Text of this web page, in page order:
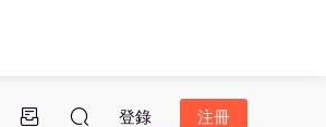
登錄 注冊